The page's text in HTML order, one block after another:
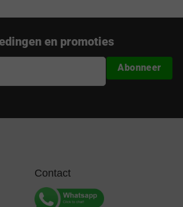
en promoties
Abonneer
Contact